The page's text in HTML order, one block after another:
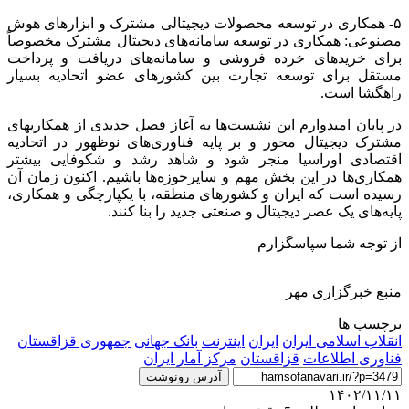
۵- همکاری در توسعه محصولات دیجیتالی مشترک و ابزارهای هوش
مصنوعی: همکاری در توسعه سامانه‌های دیجیتال مشترک مخصوصاً
برای خریدهای خرده فروشی و سامانه‌های دریافت و پرداخت
مستقل برای توسعه تجارت بین کشورهای عضو اتحادیه بسیار
راهگشا است.
در پایان امیدوارم این نشست‌ها به آغاز فصل جدیدی از همکاریهای
مشترک دیجیتال محور و بر پایه فناوری‌های نوظهور در اتحادیه
اقتصادی اوراسیا منجر شود و شاهد رشد و شکوفایی بیشتر
همکاری‌ها در این بخش مهم و سایرحوزه‌ها باشیم. اکنون زمان آن
رسیده است که ایران و کشورهای منطقه، با یکپارچگی و همکاری،
پایه‌های یک عصر دیجیتال و صنعتی جدید را بنا کنند.
از توجه شما سپاسگزارم
منبع خبرگزاری مهر
برچسب ها
انقلاب اسلامی ایران ایران اینترنت بانک جهانی جمهوری قزاقستان
فناوری اطلاعات قزاقستان مرکز آمار ایران
آدرس رونوشت
۱۴۰۲/۱۱/۱۱